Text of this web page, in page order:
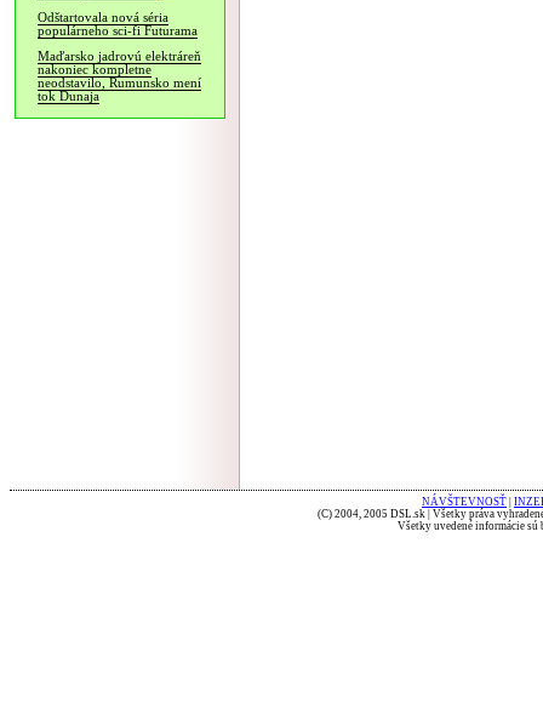
Odštartovala nová séria
populárneho sci-fi Futurama
Maďarsko jadrovú elektráreň
nakoniec kompletne
neodstavilo, Rumunsko mení
tok Dunaja
NÁVŠTEVNOSŤ
(C) 2004, 2005 DSL.sk | Všetky práva
Všetky uvedené informácie sú